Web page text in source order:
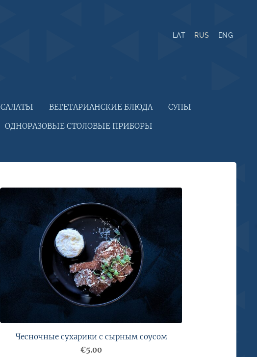
LAT RUS ENG
САЛАТЫ ВЕГЕТАРИАНСКИЕ БЛЮДА СУПЫ
ОДНОРАЗОВЫЕ СТОЛОВЫЕ ПРИБОРЫ
Чесночные сухарики с сырным соусом
€5.00